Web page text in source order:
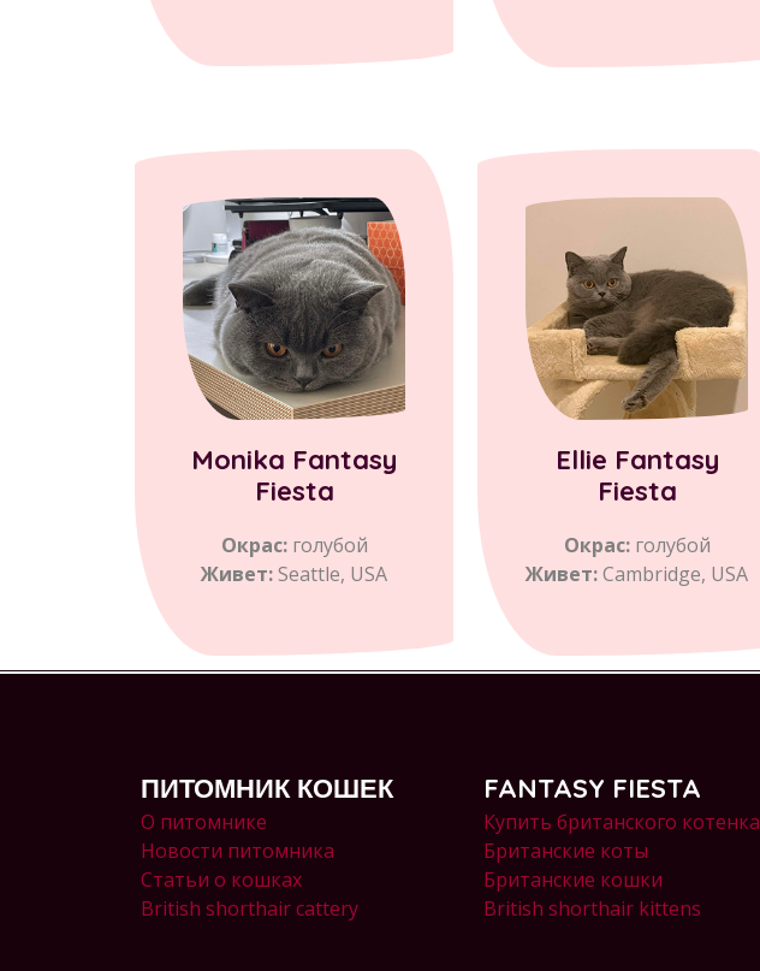
Monika Fantasy
Fiesta
Окрас:голубой
Живет:Seattle, USA
Ellie Fantasy
Fiesta
Окрас:голубой
Живет:Cambridge, USA
ПИТОМНИК КОШЕК
О питомнике
Новости питомника
Статьи о кошках
British shorthair cattery
FANTASY FIESTA
Купить британского котенка
Британские коты
Британские кошки
British shorthair kittens